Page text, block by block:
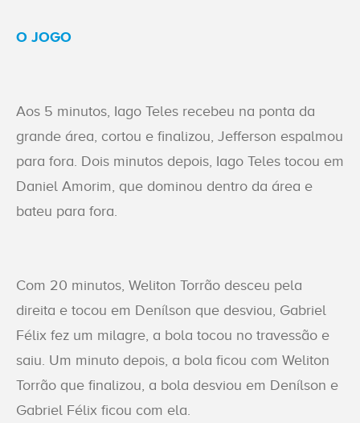
O JOGO
Aos 5 minutos, Iago Teles recebeu na ponta da
grande área, cortou e finalizou, Jefferson espalmou
para fora. Dois minutos depois, Iago Teles tocou em
Daniel Amorim, que dominou dentro da área e
bateu para fora.
Com 20 minutos, Weliton Torrão desceu pela
direita e tocou em Denílson que desviou, Gabriel
Félix fez um milagre, a bola tocou no travessão e
saiu. Um minuto depois, a bola ficou com Weliton
Torrão que finalizou, a bola desviou em Denílson e
Gabriel Félix ficou com ela.